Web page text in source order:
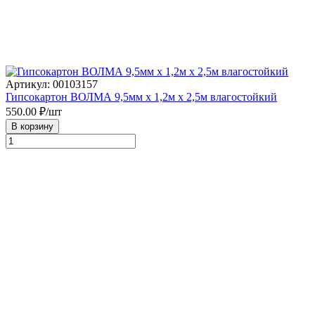
Артикул: 00103157
Гипсокартон ВОЛМА 9,5мм х 1,2м х 2,5м влагостойкий
550.00 ₽/шт
В корзину